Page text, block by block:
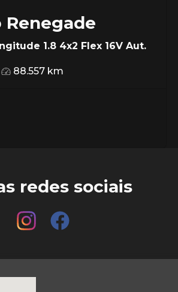
Renegade
1.8 4x2 Flex 16V Aut.
88.557 km
redes sociais